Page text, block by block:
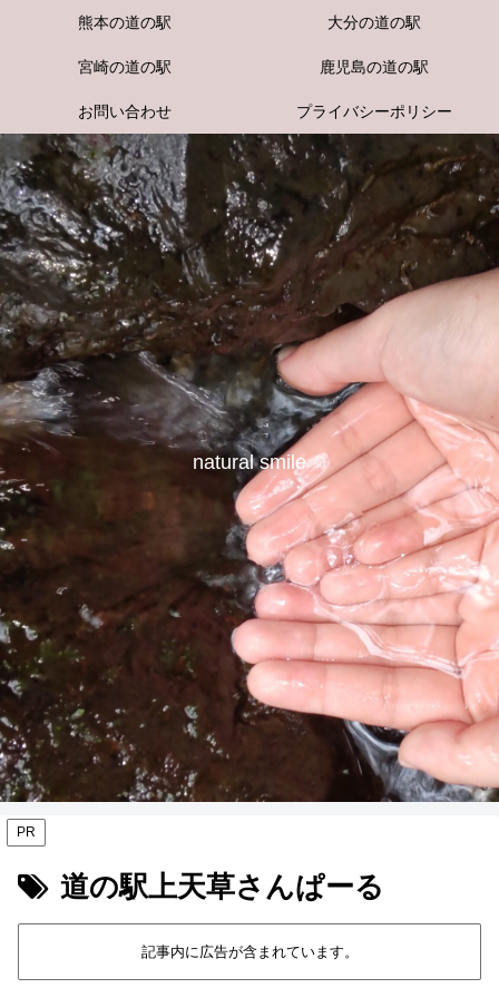
natural smile
熊本の道の駅 大分の道の駅
宮崎の道の駅 鹿児島の道の駅
お問い合わせ プライバシーポリシー
PR
道の駅上天草さんぱーる
記事内に広告が含まれています。